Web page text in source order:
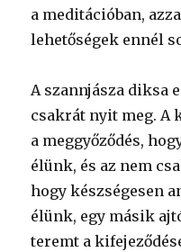
a meditációban,
lehetőségek ennél
A szannjásza diksa
csakrát nyit meg. A
a meggyőződés,
élünk, és az nem
hogy készségesen
élünk, egy másik
teremt a